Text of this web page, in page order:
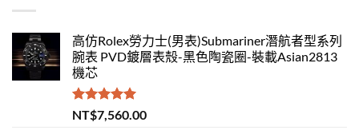
高仿Rolex勞力士(男表)Submariner潛航者型系列
腕表 PVD鍍層表殼-黑色陶瓷圈-裝載Asian2813
機芯
評分 5.00
滿分 5
NT$7,560.00